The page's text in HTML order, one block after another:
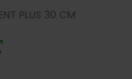
PLUS 30 CM